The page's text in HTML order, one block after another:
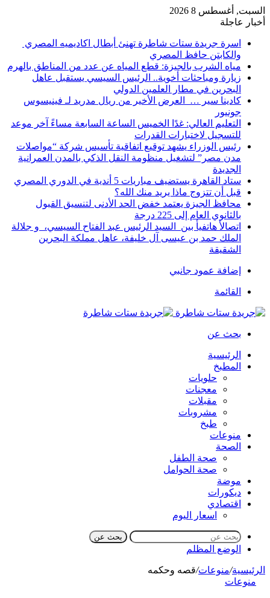
السبت, أغسطس 8 2026
أخبار عاجلة
اسرة جريدة ستات شاطرة تهنئ أبطال اكاديميه المصري
والكابتن حافظ المصري
مياه الشرب بالجيزة: قطع المياه عن عدد من المناطق بالهرم
زيارة ومباحثات أخوية.. الرئيس السيسي يستقبل عاهل
البحرين في مطار العلمين الدولي
كادينا سير … العرض الأخير من ريال مدريد لـ فينيسوس
جونيور
التعليم العالي: غدًا الخميس الساعة السابعة مساءً آخر موعد
للتسجيل لاختبارات القدرات
رئيس الوزراء يشهد توقيع اتفاقية تأسيس شركة “مواصلات
مدن مصر” لتشغيل منظومة النقل الذكي بالمدن العمرانية
الجديدة
ستاد القاهرة يستضيف مباريات 5 أندية في الدوري المصري
قبل أن تتزوج ماذا يريد منك الله؟
محافظ الجيزة يعتمد خفض الحد الأدنى لتنسيق القبول
بالثانوي العام إلى 225 درجة
اتصالأ هاتفيأ بين السيد الرئيس عبد الفتاح السيسي، و جلالة
الملك حمد بن عيسى آل خليفة، عاهل مملكة البحرين
الشقيقة
إضافة عمود جانبي
القائمة
بحث عن
الرئيسية
المطبخ
حلويات
معجنات
مقبلات
مشروبات
طبخ
منوعات
الصحة
صحة الطفل
صحة الحوامل
موضة
ديكورات
اقتصادي
اسعار اليوم
بحث عن
الوضع المظلم
الرئيسية/منوعات/قصه وحكمه
منوعات